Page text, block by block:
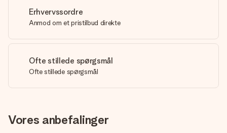
Erhvervssordre
Anmod om et pristilbud direkte
Ofte stillede spørgsmål
Ofte stillede spørgsmål
Vores anbefalinger